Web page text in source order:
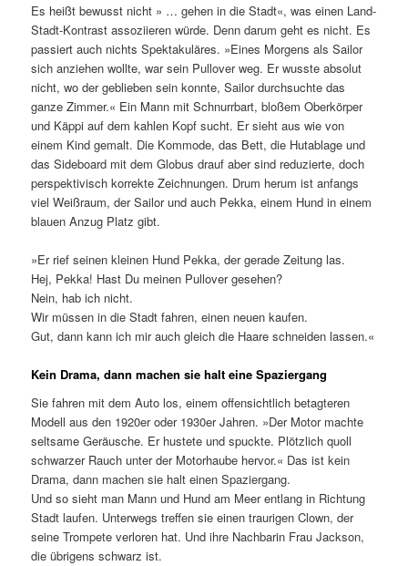
Es heißt bewusst nicht » … gehen in die Stadt«, was einen Land-
Stadt-Kontrast assoziieren würde. Denn darum geht es nicht. Es
passiert auch nichts Spektakuläres. »Eines Morgens als Sailor
sich anziehen wollte, war sein Pullover weg. Er wusste absolut
nicht, wo der geblieben sein konnte, Sailor durchsuchte das
ganze Zimmer.« Ein Mann mit Schnurrbart, bloßem Oberkörper
und Käppi auf dem kahlen Kopf sucht. Er sieht aus wie von
einem Kind gemalt. Die Kommode, das Bett, die Hutablage und
das Sideboard mit dem Globus drauf aber sind reduzierte, doch
perspektivisch korrekte Zeichnungen. Drum herum ist anfangs
viel Weißraum, der Sailor und auch Pekka, einem Hund in einem
blauen Anzug Platz gibt.
»Er rief seinen kleinen Hund Pekka, der gerade Zeitung las.
Hej, Pekka! Hast Du meinen Pullover gesehen?
Nein, hab ich nicht.
Wir müssen in die Stadt fahren, einen neuen kaufen.
Gut, dann kann ich mir auch gleich die Haare schneiden lassen.«
Kein Drama, dann machen sie halt eine Spaziergang
Sie fahren mit dem Auto los, einem offensichtlich betagteren
Modell aus den 1920er oder 1930er Jahren. »Der Motor machte
seltsame Geräusche. Er hustete und spuckte. Plötzlich quoll
schwarzer Rauch unter der Motorhaube hervor.« Das ist kein
Drama, dann machen sie halt einen Spaziergang.
Und so sieht man Mann und Hund am Meer entlang in Richtung
Stadt laufen. Unterwegs treffen sie einen traurigen Clown, der
seine Trompete verloren hat. Und ihre Nachbarin Frau Jackson,
die übrigens schwarz ist.